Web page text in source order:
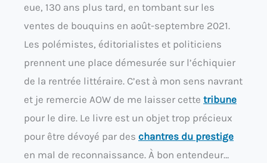
eue, 130 ans plus tard, en tombant sur les
ventes de bouquins en août-septembre 2021.
Les polémistes, éditorialistes et politiciens
prennent une place démesurée sur l’échiquier
de la rentrée littéraire. C’est à mon sens navrant
et je remercie AOW de me laisser cette tribune
pour le dire. Le livre est un objet trop précieux
pour être dévoyé par des chantres du prestige
en mal de reconnaissance. À bon entendeur…